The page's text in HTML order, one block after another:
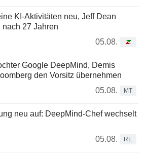
KI-Aktivitäten neu, Jeff Dean
27 Jahren
05.08.
Google DeepMind, Demis
den Vorsitz übernehmen
05.08.
MT
neu auf: DeepMind-Chef wechselt
05.08.
RE